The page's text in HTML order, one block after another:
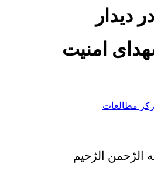
دیدار
امنیت
مطالعات
الرّحمن الرّحیم